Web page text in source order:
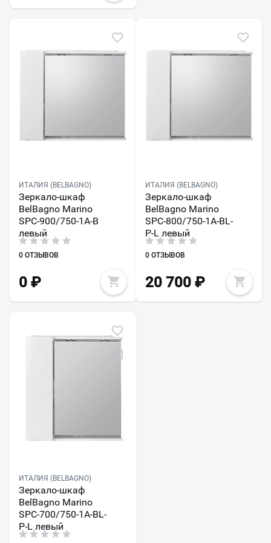
ИТАЛИЯ (BELBAGNO)
Зеркало-шкаф
BelBagno Marino
SPC-900/750-1A-B
левый
0 ОТЗЫВОВ
0 ₽
ИТАЛИЯ (BELBAGNO)
Зеркало-шкаф
BelBagno Marino
SPC-800/750-1A-BL-
P-L левый
0 ОТЗЫВОВ
20 700₽
ИТАЛИЯ (BELBAGNO)
Зеркало-шкаф
BelBagno Marino
SPC-700/750-1A-BL-
P-L левый